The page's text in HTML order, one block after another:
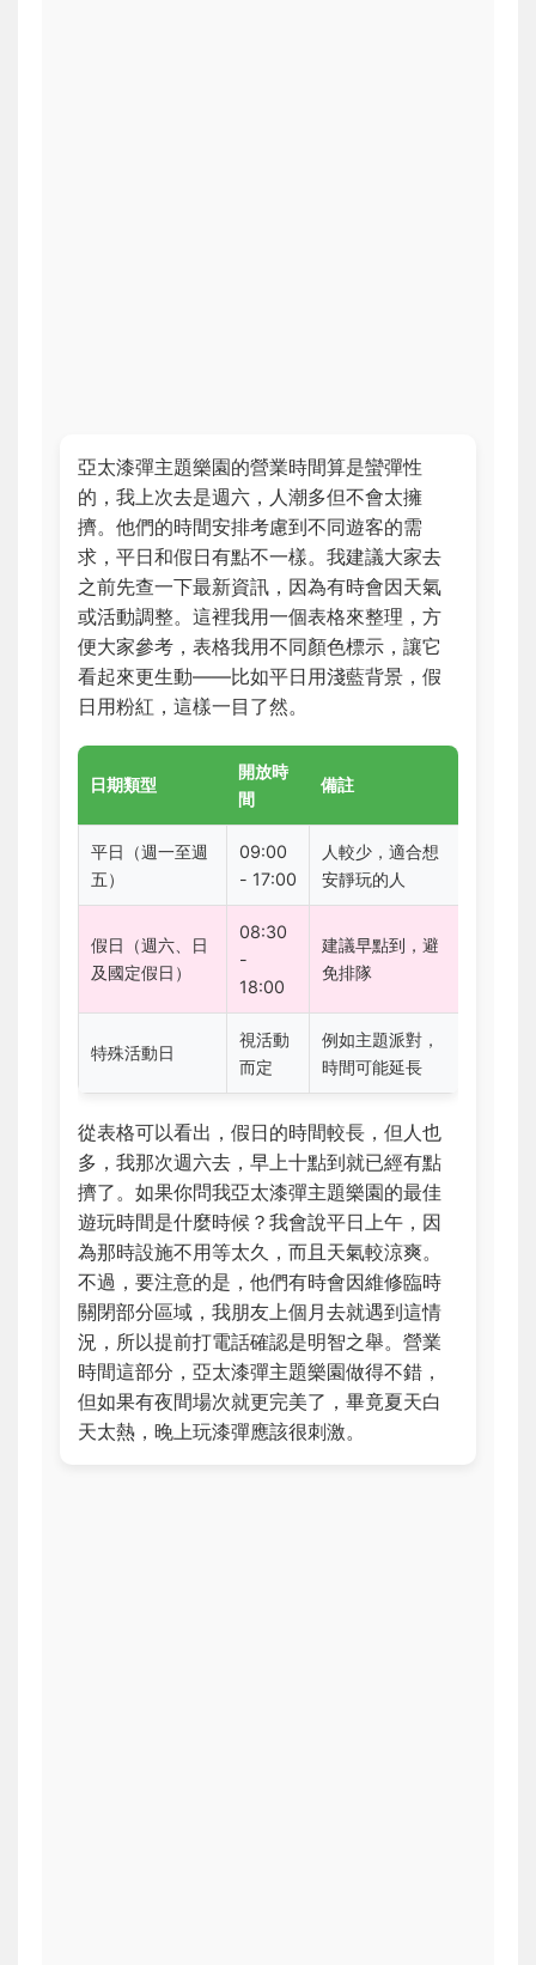
亞太漆彈主題樂園的營業時間算是蠻彈性
的，我上次去是週六，人潮多但不會太擁
擠。他們的時間安排考慮到不同遊客的需
求，平日和假日有點不一樣。我建議大家去
之前先查一下最新資訊，因為有時會因天氣
或活動調整。這裡我用一個表格來整理，方
便大家參考，表格我用不同顏色標示，讓它
看起來更生動——比如平日用淺藍背景，假
日用粉紅，這樣一目了然。
日期類型
開放時
間
備註
平日（週一至週
五）
09:00
- 17:00
人較少，適合想
安靜玩的人
假日（週六、日
及國定假日）
08:30
-
18:00
建議早點到，避
免排隊
特殊活動日
視活動
而定
例如主題派對，
時間可能延長
從表格可以看出，假日的時間較長，但人也
多，我那次週六去，早上十點到就已經有點
擠了。如果你問我亞太漆彈主題樂園的最佳
遊玩時間是什麼時候？我會說平日上午，因
為那時設施不用等太久，而且天氣較涼爽。
不過，要注意的是，他們有時會因維修臨時
關閉部分區域，我朋友上個月去就遇到這情
況，所以提前打電話確認是明智之舉。營業
時間這部分，亞太漆彈主題樂園做得不錯，
但如果有夜間場次就更完美了，畢竟夏天白
天太熱，晚上玩漆彈應該很刺激。